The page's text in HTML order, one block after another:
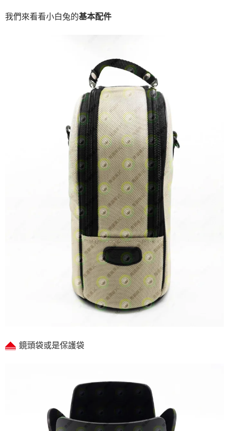
我們來看看小白兔的基本配件
鏡頭袋或是保護袋